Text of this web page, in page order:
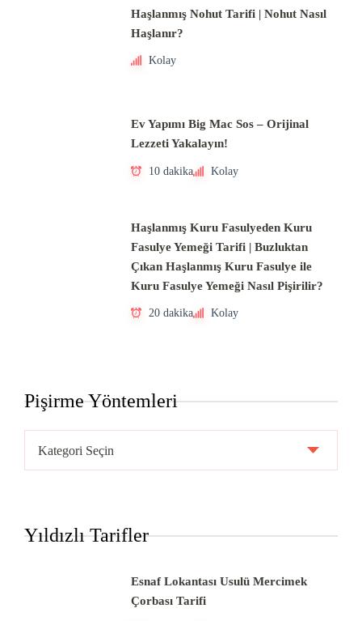
Haşlanmış Nohut Tarifi | Nohut Nasıl
Haşlanır?
Kolay
Ev Yapımı Big Mac Sos – Orijinal
Lezzeti Yakalayın!
10 dakika Kolay
Haşlanmış Kuru Fasulyeden Kuru
Fasulye Yemeği Tarifi | Buzluktan
Çıkan Haşlanmış Kuru Fasulye ile
Kuru Fasulye Yemeği Nasıl Pişirilir?
20 dakika Kolay
Pişirme Yöntemleri
Yöntemleri
Yıldızlı Tarifler
Esnaf Lokantası Usulü Mercimek
Çorbası Tarifi